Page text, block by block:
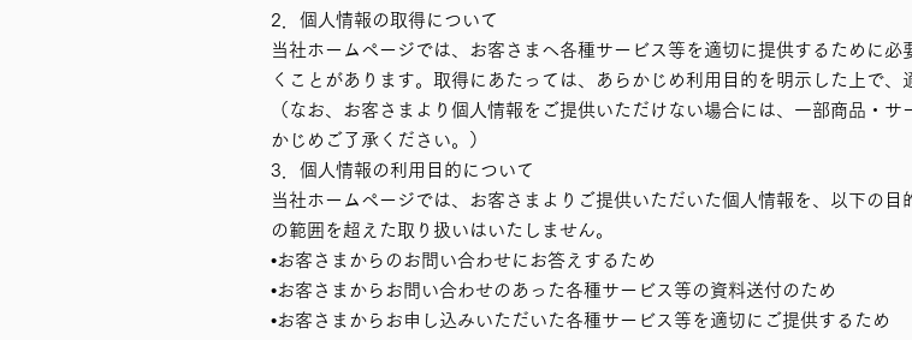
2．個人情報の取得について
当社ホームページでは、お客さまへ各種サービス等を適切に提供するために
くことがあります。取得にあたっては、あらかじめ利用目的を明示した上で、
（なお、お客さまより個人情報をご提供いただけない場合には、一部商品・
かじめご了承ください。）
3．個人情報の利用目的について
当社ホームページでは、お客さまよりご提供いただいた個人情報を、以下の
の範囲を超えた取り扱いはいたしません。
•お客さまからのお問い合わせにお答えするため
•お客さまからお問い合わせのあった各種サービス等の資料送付のため
•お客さまからお申し込みいただいた各種サービス等を適切にご提供するため